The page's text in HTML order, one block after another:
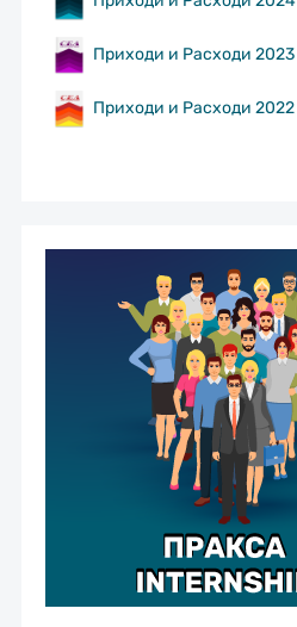
Приходи и Расходи 2023
Приходи и Расходи 2022